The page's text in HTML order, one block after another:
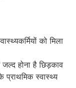
को मिला
होना है छिड़काव
स्वास्थ्य